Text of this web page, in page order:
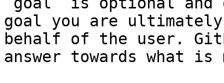
goal you are
behalf of the user.
answer towards what